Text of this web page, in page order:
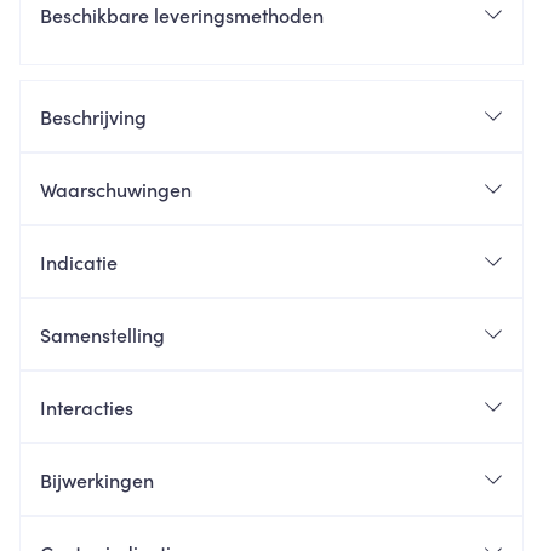
Beschikbare leveringsmethoden
Beschrijving
Waarschuwingen
Indicatie
Samenstelling
Interacties
Bijwerkingen